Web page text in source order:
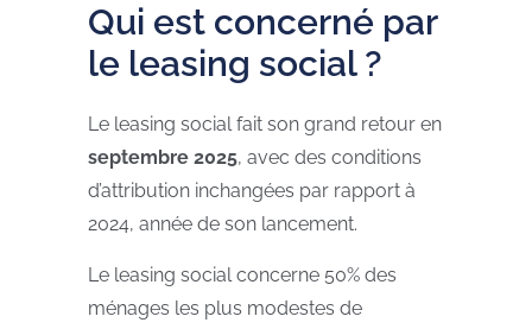
Qui est concerné par
le leasing social ?
Le leasing social fait son grand retour en
septembre 2025, avec des conditions
d’attribution inchangées par rapport à
2024, année de son lancement.
Le leasing social concerne 50% des
ménages les plus modestes de